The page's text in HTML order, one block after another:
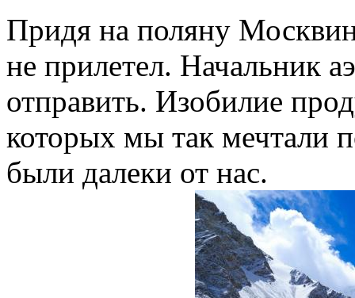
Придя на поляну
не прилетел. Начальник
отправить. Изобилие
которых мы так мечтали
были далеки от нас.